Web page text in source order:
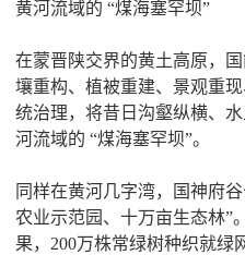
黄河流域的 “煤海塞罕坝”
在蒙晋陕交界的黄土高原，
壤重构、植被重建、景观重
统治理，将昔日沟壑纵横、
河流域的 “煤海塞罕坝”。
同样在黄河几字湾，国神府
农业示范园、十万亩生态林”
果，200万株常绿树种织就绿